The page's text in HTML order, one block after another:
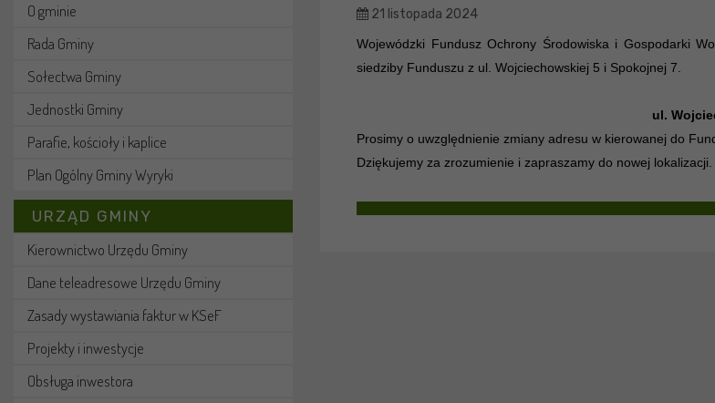
O gminie
Rada Gminy
Sołectwa Gminy
Jednostki Gminy
Parafie, kościoły i kaplice
Plan Ogólny Gminy Wyryki
URZĄD GMINY
Kierownictwo Urzędu Gminy
Dane teleadresowe Urzędu Gminy
Zasady wystawiania faktur w KSeF
Projekty i inwestycje
Obsługa inwestora
21 listopada 2024
Wojewódzki Fundusz Ochrony Środowiska i Gospodarki
siedziby Funduszu z ul. Wojciechowskiej 5 i Spokojnej 7.
ul.
Prosimy o uwzględnienie zmiany adresu w kierowanej do
Dziękujemy za zrozumienie i zapraszamy do nowej lokalizacji.